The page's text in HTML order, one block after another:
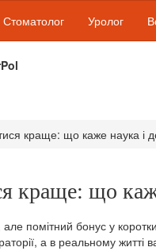
Стоматолог Уролог
краще: що каже наука і
краще: що
помітний бонус у
а в реальному житті